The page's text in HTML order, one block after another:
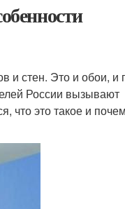
и стен. Это и обои, и
России вызывают
что это такое и